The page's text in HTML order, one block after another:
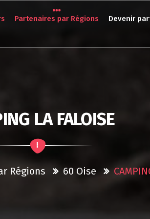
Partenaires par Régions Devenir
LA FALOISE
Régions 60 Oise